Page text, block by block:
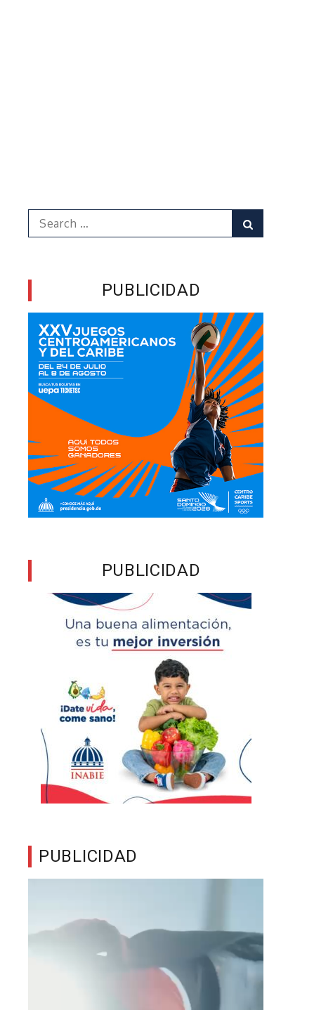
Search
for:
PUBLICIDAD
PUBLICIDAD
PUBLICIDAD